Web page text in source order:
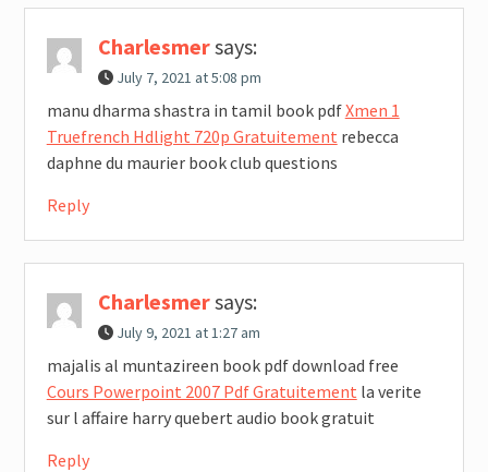
Charlesmersays:
July 7, 2021 at 5:08 pm
manu dharma shastra in tamil book pdfXmen 1
Truefrench Hdlight 720p Gratuitement rebecca
daphne du maurier book club questions
Reply
Charlesmersays:
July 9, 2021 at 1:27 am
majalis al muntazireen book pdf download free
Cours Powerpoint 2007 Pdf Gratuitement la verite
sur l affaire harry quebert audio book gratuit
Reply